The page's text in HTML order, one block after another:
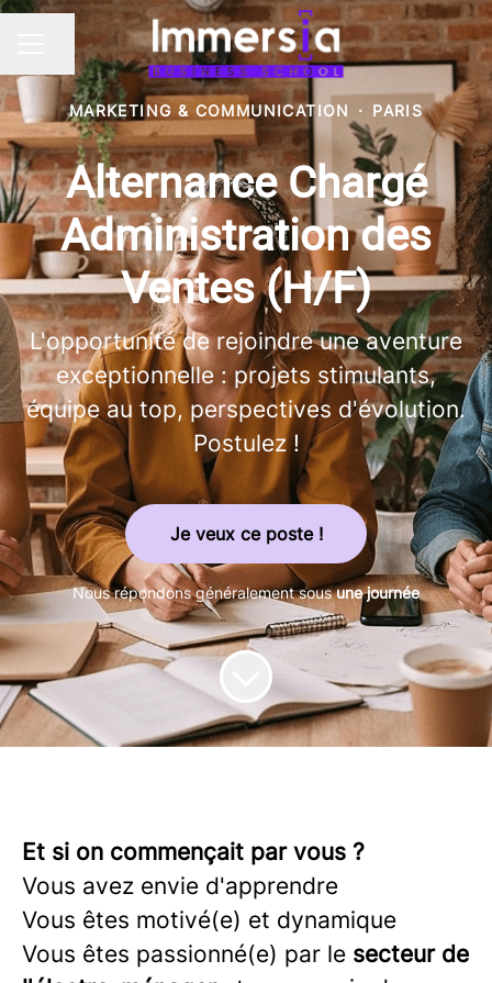
MENU CARRIÈRE
Partager la page
MARKETING & COMMUNICATION · PARIS
Alternance Chargé
Administration des
Ventes (H/F)
L'opportunité de rejoindre une aventure
exceptionnelle : projets stimulants,
équipe au top, perspectives d'évolution.
Postulez !
Je veux ce poste !
Nous répondons généralement sousune journée
Et si on commençait par vous ?
Vous avez envie d'apprendre
Vous êtes motivé(e) et dynamique
Vous êtes passionné(e) par le secteur de